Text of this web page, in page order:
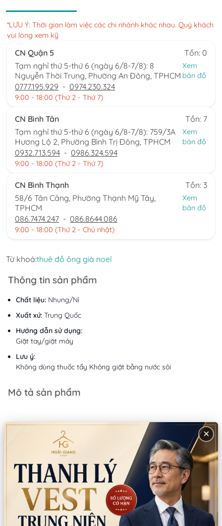
*LƯU Ý: Thời gian làm việc các chi nhánh khác nhau. Quý khách
vui lòng xem kỹ
CN Quận 5
Tồn: 0
Tạm nghỉ thứ 5-thứ 6 (ngày 6/8-7/8): 8
Nguyễn Thời Trung, Phường An Đông, TPHCM
Xem
bản đồ
0777.195.929 - 0974.230.324
9:00 - 18:00 (Thứ 2 - Thứ 7)
CN Bình Tân
Tồn: 7
Tạm nghỉ thứ 5-thứ 6 (ngày 6/8-7/8): 759/3A
Hương Lộ 2, Phường Bình Trị Đông, TPHCM
Xem
bản đồ
0932.713.594 - 0986.324.594
9:00 - 18:00 (Thứ 2 - Thứ 7)
CN Bình Thạnh
Tồn: 3
58/6 Tân Cảng, Phường Thạnh Mỹ Tây,
TPHCM
Xem
bản đồ
086.7474.247 - 086.8644.086
9:00 - 18:00 (Thứ 2 - Chủ nhật)
Từ khoá:thuê đồ ông già noel
Thông tin sản phẩm
Chất liệu: Nhung/Nỉ
Xuất xứ: Trung Quốc
Hướng dẫn sử dụng:
Giặt tay/giặt máy
Lưu ý:
Không dùng thuốc tẩy Không giặt bằng nước sôi
Mô tả sản phẩm
×